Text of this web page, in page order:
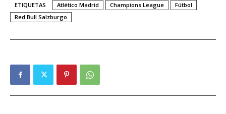
ETIQUETAS Atlético Madrid Champions League
Fútbol
Red Bull Salzburgo